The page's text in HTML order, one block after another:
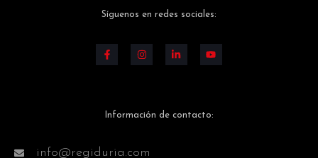
Síguenos en redes sociales:
Información de contacto:
info@regiduria.com